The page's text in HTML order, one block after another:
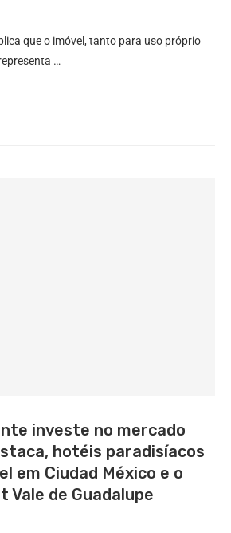
que o imóvel, tanto para uso próprio
…
investe no mercado
hotéis paradisíacos
em Ciudad México e o
Vale de Guadalupe